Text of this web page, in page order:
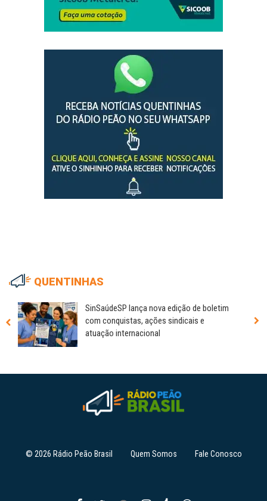
QUENTINHAS
SinSaúdeSP lança nova edição de boletim
com conquistas, ações sindicais e
atuação internacional
© 2026 Rádio Peão Brasil Quem Somos Fale Conosco